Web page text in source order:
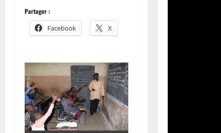
Partager :
Facebook X